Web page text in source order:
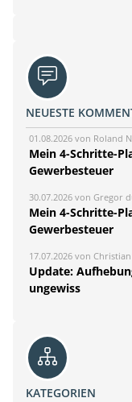
NEUESTE
01.08.2026 von Roland
Mein 4-Schritte-
Gewerbesteuer
30.07.2026 von Gregor
Mein 4-Schritte-
Gewerbesteuer
17.07.2026 von
Update:
ungewiss
KATEGORIEN